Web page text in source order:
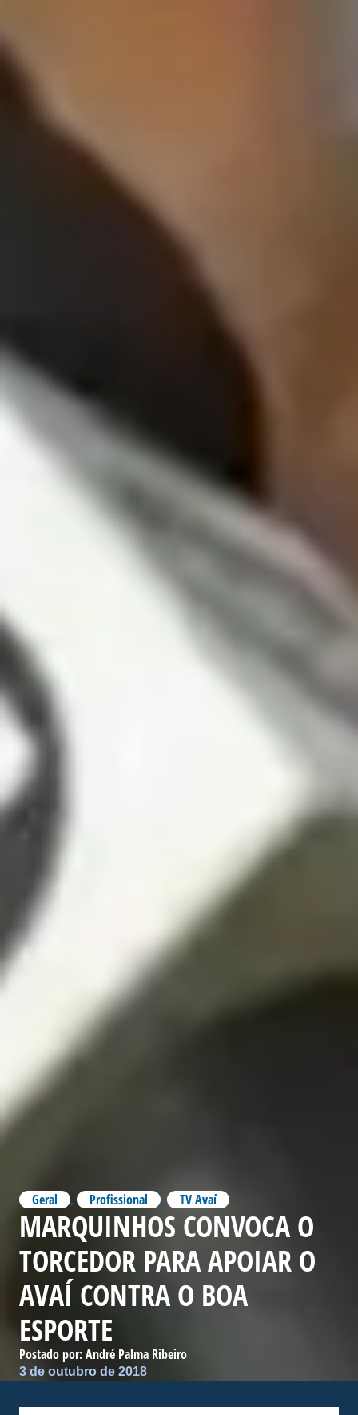
Geral , Profissional , TV Avaí
MARQUINHOS CONVOCA O
TORCEDOR PARA APOIAR O
AVAÍ CONTRA O BOA
ESPORTE
Postado por:André Palma Ribeiro
3 de outubro de 2018